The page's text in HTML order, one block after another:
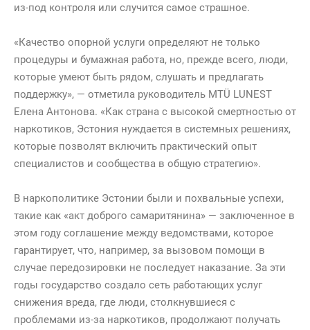
из-под контроля или случится самое страшное.
«Качество опорной услуги определяют не только
процедуры и бумажная работа, но, прежде всего, люди,
которые умеют быть рядом, слушать и предлагать
поддержку», — отметила руководитель MTÜ LUNEST
Елена Антонова. «Как страна с высокой смертностью от
наркотиков, Эстония нуждается в системных решениях,
которые позволят включить практический опыт
специалистов и сообщества в общую стратегию».
В наркополитике Эстонии были и похвальные успехи,
такие как «акт доброго самаритянина» — заключенное в
этом году соглашение между ведомствами, которое
гарантирует, что, например, за вызовом помощи в
случае передозировки не последует наказание. За эти
годы государство создало сеть работающих услуг
снижения вреда, где люди, столкнувшиеся с
проблемами из-за наркотиков, продолжают получать